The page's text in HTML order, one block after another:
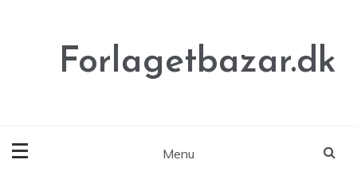
Forlagetbazar.dk
Menu